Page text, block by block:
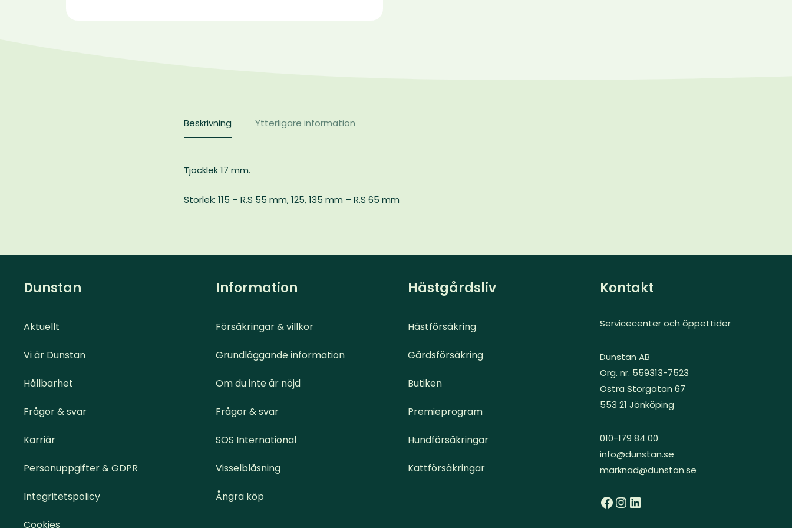
Beskrivning Ytterligare information
Tjocklek 17 mm.
Storlek: 115 – R.S 55 mm, 125, 135 mm – R.S 65 mm
Dunstan
Aktuellt
Vi är Dunstan
Hållbarhet
Frågor & svar
Karriär
Personuppgifter & GDPR
Integritetspolicy
Cookies
Information
Försäkringar & villkor
Grundläggande information
Om du inte är nöjd
Frågor & svar
SOS International
Visselblåsning
Ångra köp
Hästgårdsliv
Hästförsäkring
Gårdsförsäkring
Butiken
Premieprogram
Hundförsäkringar
Kattförsäkringar
Kontakt
Servicecenter och öppettider
Dunstan AB
Org. nr. 559313-7523
Östra Storgatan 67
553 21 Jönköping
010-179 84 00
info@dunstan.se
marknad@dunstan.se
Facebook
Instagram
LinkedIn